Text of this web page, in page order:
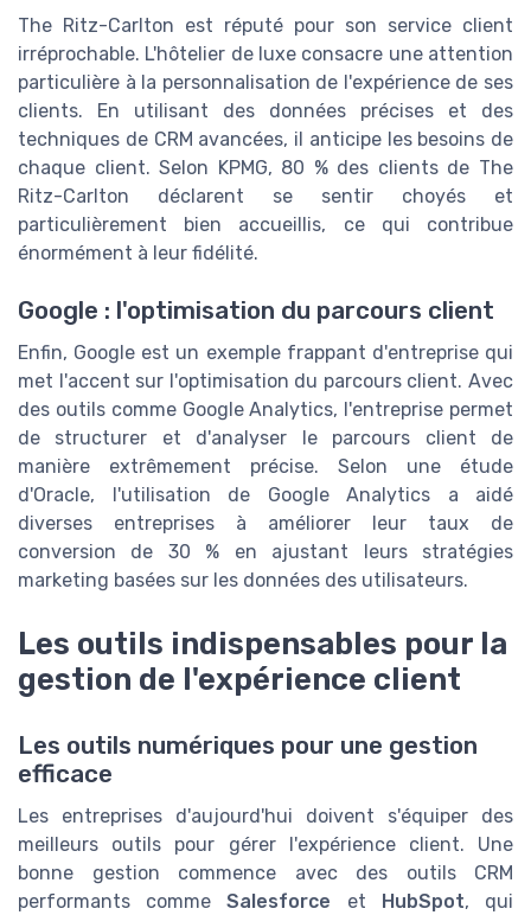
The Ritz-Carlton est réputé pour son service client
irréprochable. L'hôtelier de luxe consacre une attention
particulière à la personnalisation de l'expérience de ses
clients. En utilisant des données précises et des
techniques de CRM avancées, il anticipe les besoins de
chaque client. Selon KPMG, 80 % des clients de The
Ritz-Carlton déclarent se sentir choyés et
particulièrement bien accueillis, ce qui contribue
énormément à leur fidélité.
Google : l'optimisation du parcours client
Enfin, Google est un exemple frappant d'entreprise qui
met l'accent sur l'optimisation du parcours client. Avec
des outils comme Google Analytics, l'entreprise permet
de structurer et d'analyser le parcours client de
manière extrêmement précise. Selon une étude
d'Oracle, l'utilisation de Google Analytics a aidé
diverses entreprises à améliorer leur taux de
conversion de 30 % en ajustant leurs stratégies
marketing basées sur les données des utilisateurs.
Les outils indispensables pour la
gestion de l'expérience client
Les outils numériques pour une gestion
efficace
Les entreprises d'aujourd'hui doivent s'équiper des
meilleurs outils pour gérer l'expérience client. Une
bonne gestion commence avec des outils CRM
performants commeSalesforce et HubSpot, qui